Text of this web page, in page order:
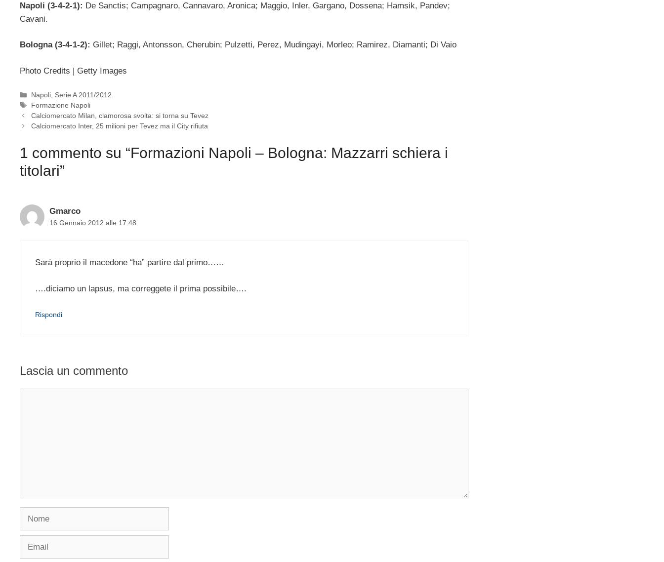
Napoli (3-4-2-1): De Sanctis; Campagnaro, Cannavaro, Aronica; Maggio, Inler, Gargano, Dossena; Hamsik, Pandev;
Cavani.
Bologna (3-4-1-2): Gillet; Raggi, Antonsson, Cherubin; Pulzetti, Perez, Mudingayi, Morleo; Ramirez, Diamanti; Di Vaio
Photo Credits | Getty Images
Categorie
Napoli, Serie A 2011/2012
Tag
Formazione Napoli
Calciomercato Milan, clamorosa svolta: si torna su Tevez
Calciomercato Inter, 25 milioni per Tevez ma il City rifiuta
1 commento su “Formazioni Napoli – Bologna: Mazzarri schiera i
titolari”
Gmarco
16 Gennaio 2012 alle 17:48
Sarà proprio il macedone “ha” partire dal primo……
….diciamo un lapsus, ma correggete il prima possibile….
Rispondi
Lascia un commento